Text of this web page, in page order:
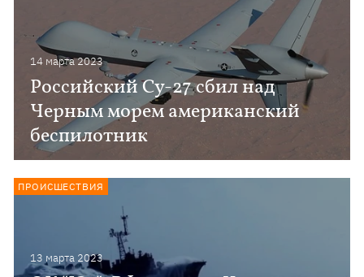
14 марта 2023
Российский Су-27 сбил над
Черным морем американский
беспилотник
13 марта 2023
ПРОИСШЕСТВИЯ